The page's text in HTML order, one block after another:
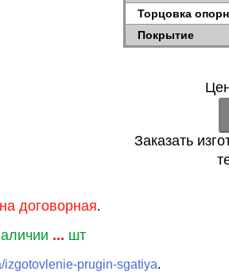
Торцовка
Покрытие
Заказать
договорная.
... шт
izgotovlenie-prugin-sgatiya.